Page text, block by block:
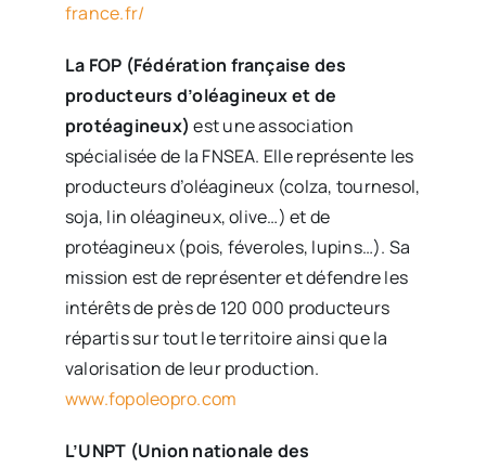
france.fr/
La FOP (Fédération française des
producteurs d’oléagineux et de
protéagineux) est une association
spécialisée de la FNSEA. Elle représente les
producteurs d’oléagineux (colza, tournesol,
soja, lin oléagineux, olive…) et de
protéagineux (pois, féveroles, lupins…). Sa
mission est de représenter et défendre les
intérêts de près de 120 000 producteurs
répartis sur tout le territoire ainsi que la
valorisation de leur production.
www.fopoleopro.com
L’UNPT (Union nationale des